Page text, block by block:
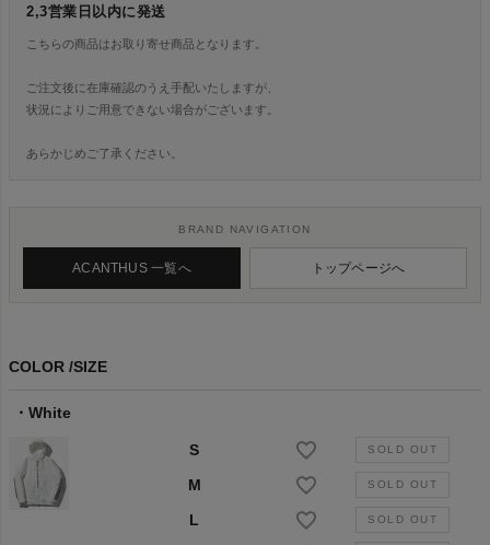
2,3営業日以内に発送
こちらの商品はお取り寄せ商品となります。
ご注文後に在庫確認のうえ手配いたしますが、
状況によりご用意できない場合がございます。
あらかじめご了承ください。
BRAND NAVIGATION
ACANTHUS 一覧へ トップページへ
COLOR SIZE
White
S
M
L